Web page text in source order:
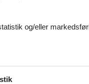
og/eller